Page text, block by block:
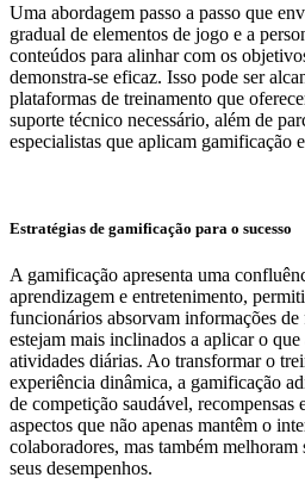
Uma abordagem passo a passo que
gradual de elementos de jogo e a
conteúdos para alinhar com os
demonstra-se eficaz. Isso pode ser
plataformas de treinamento que
suporte técnico necessário, além de
especialistas que aplicam gamificação
Estratégias de gamificação para o sucesso
A gamificação apresenta uma
aprendizagem e entretenimento,
funcionários absorvam informações
estejam mais inclinados a aplicar o que
atividades diárias. Ao transformar o
experiência dinâmica, a gamificação
de competição saudável, recompensas
aspectos que não apenas mantêm o
colaboradores, mas também
seus desempenhos.